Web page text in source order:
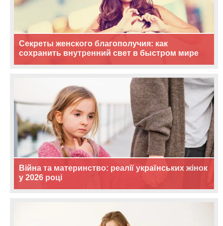
Секреты женского благополучия: как
сохранить внутренний свет в быстром мире
Війна та материнство: реалії українських жінок
у 2026 році